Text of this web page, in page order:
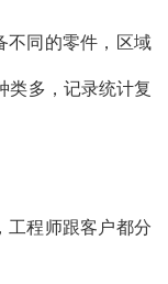
同的零件，区域
类多，记录统计复
程师跟客户都分